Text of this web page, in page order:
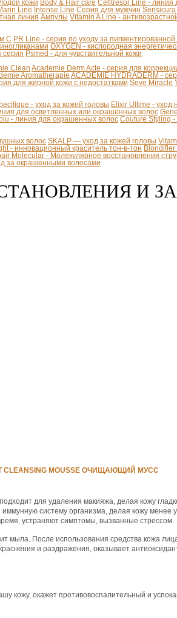
кожи Body & Hair care Celltresor Line - линия
Line Intense Line Серия для мужчин Sensicura
линия Ампулы Vitamin A Line -
С PR Line - серия по уходу за пигментированной
OXYGEN - кислородная
серия Psmed - для чувствительной кожи
Clean Academie Derm Acte - серия для
Aromatherapie ACADEMIE HYDRADERM -
для жирной кожи с недостатками Seve Miracle
- уход за кожей головы Elixir Ultime - уход
для осветленных или окрашенных волос
- линия для окрашенных волос Couture Styling
волос SKALP — уход за кожей головы
- инновационный краситель тон-в-тон
Molecular - Молекулярное восстановления
за окрашенными волосами
И
CLEANSING MOUSSE ОЧИЩАЮЩИЙ МУСС
для удаления макияжа, делая кожу
систему организма, делая кожу менее
устраняют симптомы, вызванные стрессом.
мыла. После использования средства кожа
и раздражения, оказывает
кожу, окажет противовоспалительный и